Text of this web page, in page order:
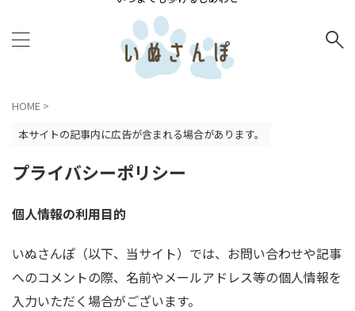
HOME >
本サイトの記事内に広告が含まれる場合があります。
プライバシーポリシー
個人情報の利用目的
いぬさんぽ（以下、当サイト）では、お問い合わせや記事
へのコメントの際、名前やメールアドレス等の個人情報を
入力いただく場合がございます。